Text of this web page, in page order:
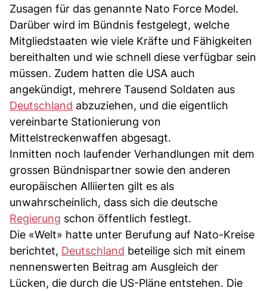
Zusagen für das genannte Nato Force Model.
Darüber wird im Bündnis festgelegt, welche
Mitgliedstaaten wie viele Kräfte und Fähigkeiten
bereithalten und wie schnell diese verfügbar sein
müssen. Zudem hatten die USA auch
angekündigt, mehrere Tausend Soldaten aus
Deutschland abzuziehen, und die eigentlich
vereinbarte Stationierung von
Mittelstreckenwaffen abgesagt.
Inmitten noch laufender Verhandlungen mit dem
grossen Bündnispartner sowie den anderen
europäischen Alliierten gilt es als
unwahrscheinlich, dass sich die deutsche
Regierung schon öffentlich festlegt.
Die «Welt» hatte unter Berufung auf Nato-Kreise
berichtet, Deutschland beteilige sich mit einem
nennenswerten Beitrag am Ausgleich der
Lücken, die durch die US-Pläne entstehen. Die